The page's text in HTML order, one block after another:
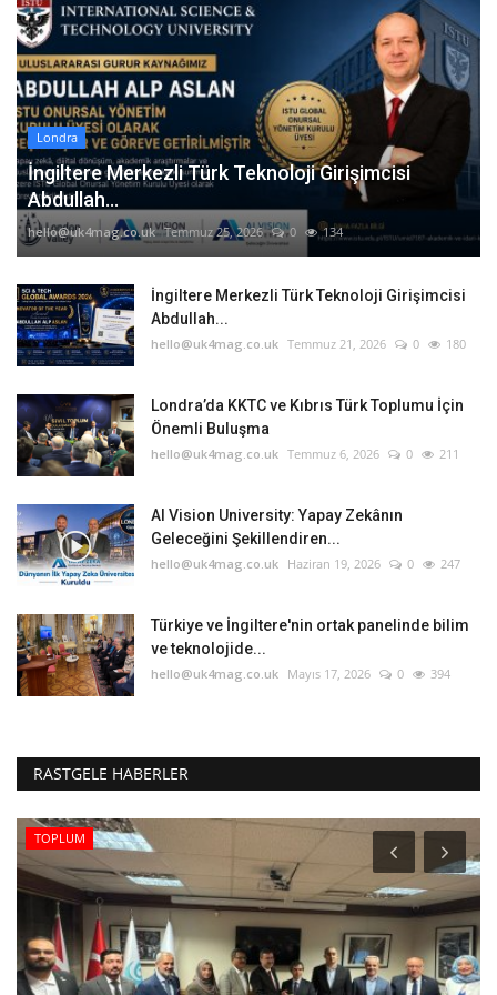
Londra
İngiltere Merkezli Türk Teknoloji Girişimcisi
Abdullah...
hello@uk4mag.co.uk Temmuz 25, 2026 0 134
İngiltere Merkezli Türk Teknoloji Girişimcisi
Abdullah...
hello@uk4mag.co.uk Temmuz 21, 2026 0 180
Londra’da KKTC ve Kıbrıs Türk Toplumu İçin
Önemli Buluşma
hello@uk4mag.co.uk Temmuz 6, 2026 0 211
AI Vision University: Yapay Zekânın
Geleceğini Şekillendiren...
hello@uk4mag.co.uk Haziran 19, 2026 0 247
Türkiye ve İngiltere'nin ortak panelinde bilim
ve teknolojide...
hello@uk4mag.co.uk Mayıs 17, 2026 0 394
RASTGELE HABERLER
TOPLUM